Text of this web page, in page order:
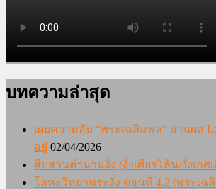
บทความล่าสุด
เผยความลับ “พระเฉลิมพล” ผ่านผล
อยู่ 02/04/2026
สืบสานตำนานงั่ง (งั่งเศียรโล้น/งั่งเกศ
โลหะวิทยาพระงั่ง ตอนที่ 4.2 (พระเฉ